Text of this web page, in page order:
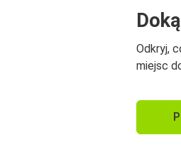
Odkryj,
miejsc